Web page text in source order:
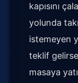
kapısını
yolunda
istemeyen
teklif gelirse
masaya